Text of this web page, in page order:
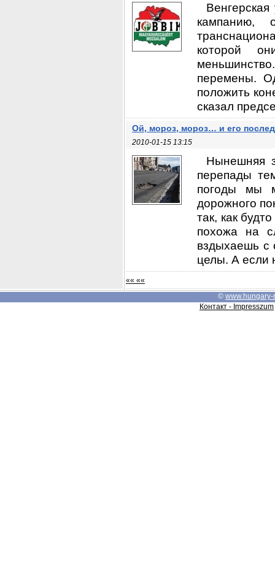
кампанию,
которой
перемены.
положить
сказал
Ой, мороз, мороз… и его
2010-01-15 13:15
Нынешняя
перепады
погоды мы
дорожного
так, как
похожа на
вздыхаешь с
целы. А если
«« ««
© www.hungary-
Контакт - Impresszum